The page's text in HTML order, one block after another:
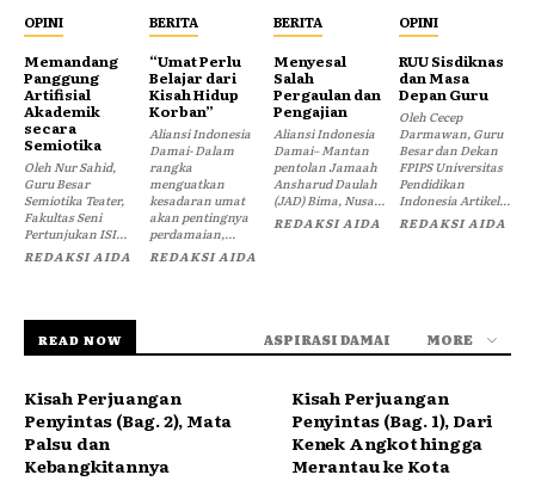
OPINI
Memandang
Panggung
Artifisial
Akademik
secara
Semiotika
Oleh Nur Sahid,
Guru Besar
Semiotika Teater,
Fakultas Seni
Pertunjukan ISI...
REDAKSI AIDA
BERITA
“Umat Perlu
Belajar dari
Kisah Hidup
Korban”
Aliansi Indonesia
Damai- Dalam
rangka
menguatkan
kesadaran umat
akan pentingnya
perdamaian,...
REDAKSI AIDA
BERITA
Menyesal
Salah
Pergaulan dan
Pengajian
Aliansi Indonesia
Damai– Mantan
pentolan Jamaah
Ansharud Daulah
(JAD) Bima, Nusa...
REDAKSI AIDA
OPINI
RUU Sisdiknas
dan Masa
Depan Guru
Oleh Cecep
Darmawan, Guru
Besar dan Dekan
FPIPS Universitas
Pendidikan
Indonesia Artikel...
REDAKSI AIDA
READ NOW ASPIRASI DAMAI MORE
Kisah Perjuangan
Penyintas (Bag. 2), Mata
Palsu dan
Kebangkitannya
Kisah Perjuangan
Penyintas (Bag. 1), Dari
Kenek Angkot hingga
Merantau ke Kota